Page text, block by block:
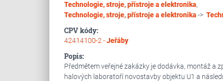
Technologie, stroje, přístroje a elektronika,
Technologie, stroje, přístroje a elektronika ->
CPV kódy:
42414100-2 -Jeřáby
Popis:
Předmětem veřejné zakázky je dodávka, montáž a
halových laboratoří novostavby objektu U1 a